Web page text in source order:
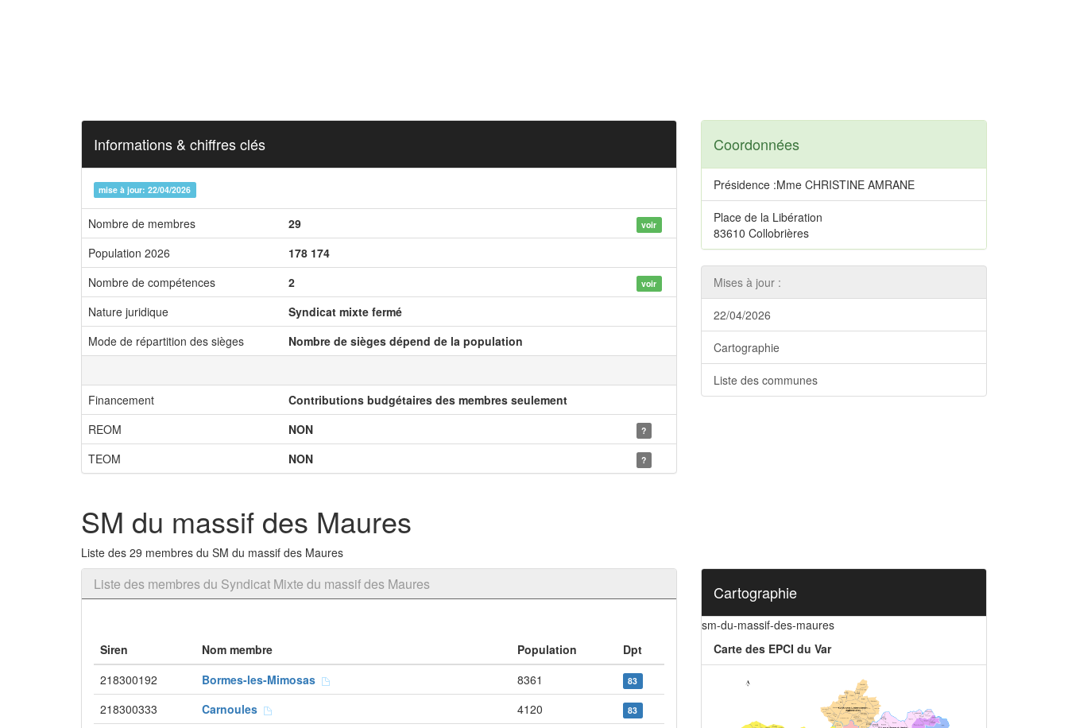
Informations & chiffres clés
mise à jour: 22/04/2026
Nombre de membres 29 voir
Population 2026
178 174
Nombre de compétences
2 voir
Nature juridique
Syndicat mixte fermé
Mode de répartition des sièges
Nombre de sièges dépend de la population
Financement
Contributions budgétaires des membres seulement
REOM
NON ?
TEOM NON ?
Coordonnées
Présidence :Mme CHRISTINE AMRANE
Place de la Libération
83610 Collobrières
Mises à jour :
22/04/2026
Cartographie
Liste des communes
SM du massif des Maures
Liste des 29 membres du SM du massif des Maures
Liste des membres du Syndicat Mixte du massif des Maures
Siren Nom membre Population
Dpt
218300192
Bormes-les-Mimosas 8361 83
218300333 Carnoules 4120 83
Cartographie
sm-du-massif-des-maures
Carte des EPCI du Var